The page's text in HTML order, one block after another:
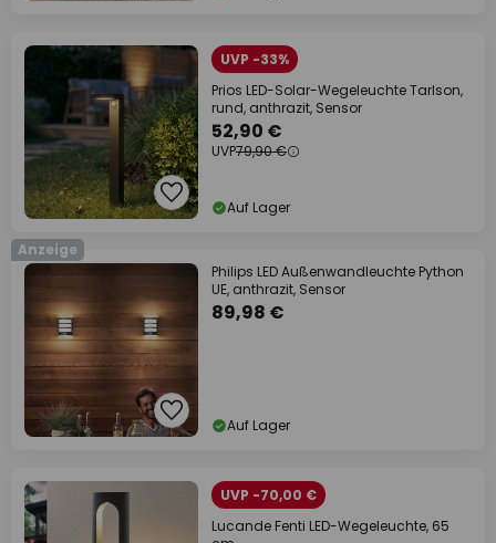
UVP -33%
Prios LED-Solar-Wegeleuchte Tarlson,
rund, anthrazit, Sensor
52,90 €
UVP79,90 €
Auf Lager
Anzeige
Philips LED Außenwandleuchte Python
UE, anthrazit, Sensor
89,98 €
Auf Lager
UVP -70,00 €
Lucande Fenti LED-Wegeleuchte, 65